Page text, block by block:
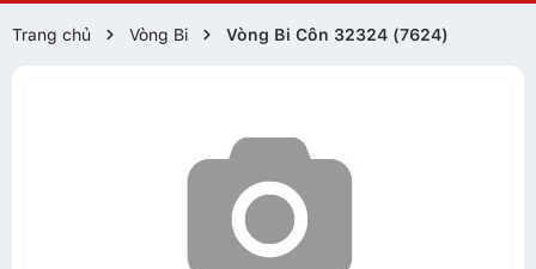
Trang chủ Vòng Bi Vòng Bi Côn 32324 (7624)